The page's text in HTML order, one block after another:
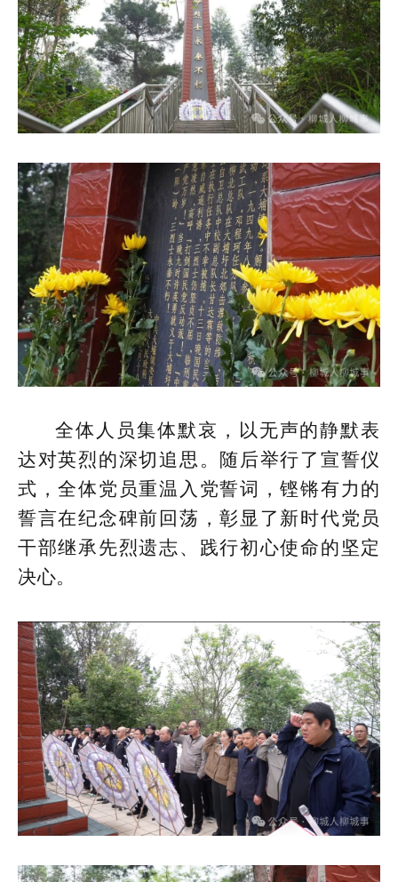
全体人员集体默哀，以无声的静默表
达对英烈的深切追思。随后举行了宣誓仪
式，全体党员重温入党誓词，铿锵有力的
誓言在纪念碑前回荡，彰显了新时代党员
干部继承先烈遗志、践行初心使命的坚定
决心。